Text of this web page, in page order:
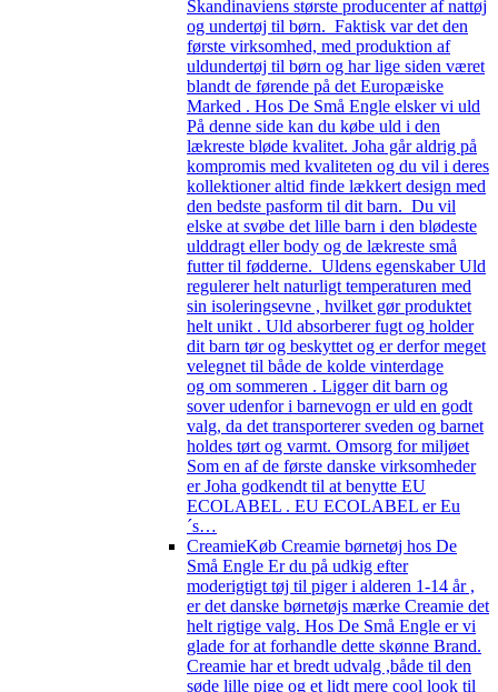
Skandinaviens største producenter af nattøj
og undertøj til børn. Faktisk var det den
første virksomhed, med produktion af
uldundertøj til børn og har lige siden været
blandt de førende på det Europæiske
Marked . Hos De Små Engle elsker vi uld
På denne side kan du købe uld i den
lækreste bløde kvalitet. Joha går aldrig på
kompromis med kvaliteten og du vil i deres
kollektioner altid finde lækkert design med
den bedste pasform til dit barn. Du vil
elske at svøbe det lille barn i den blødeste
ulddragt eller body og de lækreste små
futter til fødderne. Uldens egenskaber Uld
regulerer helt naturligt temperaturen med
sin isoleringsevne , hvilket gør produktet
helt unikt . Uld absorberer fugt og holder
dit barn tør og beskyttet og er derfor meget
velegnet til både de kolde vinterdage
og om sommeren . Ligger dit barn og
sover udenfor i barnevogn er uld en godt
valg, da det transporterer sveden og barnet
holdes tørt og varmt. Omsorg for miljøet
Som en af de første danske virksomheder
er Joha godkendt til at benytte EU
ECOLABEL . EU ECOLABEL er Eu
´s…
CreamieKøb Creamie børnetøj hos De
Små Engle Er du på udkig efter
moderigtigt tøj til piger i alderen 1-14 år ,
er det danske børnetøjs mærke Creamie det
helt rigtige valg. Hos De Små Engle er vi
glade for at forhandle dette skønne Brand.
Creamie har et bredt udvalg ,både til den
søde lille pige og et lidt mere cool look til